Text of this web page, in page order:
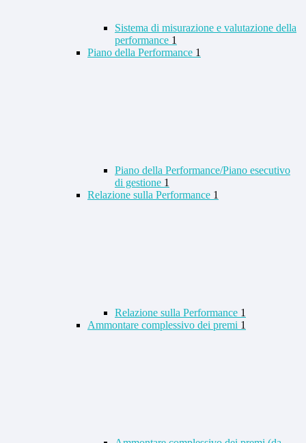
Sistema di misurazione e valutazione della
performance 1
Piano della Performance 1
Piano della Performance/Piano esecutivo
di gestione 1
Relazione sulla Performance 1
Relazione sulla Performance 1
Ammontare complessivo dei premi 1